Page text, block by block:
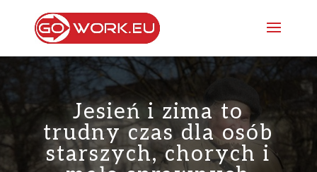
Jesień i zima to
trudny czas dla osób
starszych, chorych i